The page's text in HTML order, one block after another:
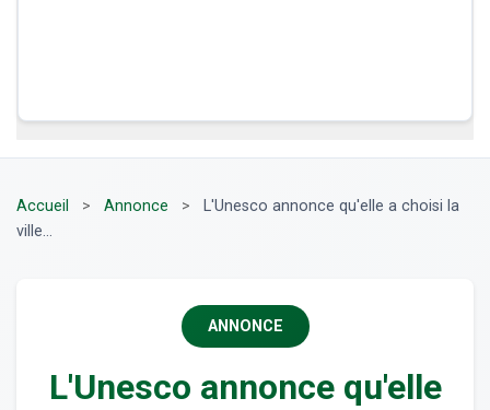
Accueil > Annonce >
L'Unesco annonce qu'elle a choisi la
ville...
ANNONCE
L'Unesco annonce qu'elle